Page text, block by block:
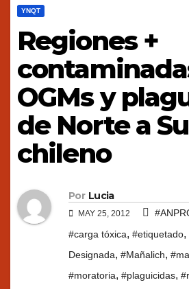
YNQT
Regiones +
OGMs y
de Norte a
chileno
Por Lucia
MAY 25, 2012
#carga tóxica, #etiquetado,
Designada, #Mañalich,
#moratoria, #plaguicidas,